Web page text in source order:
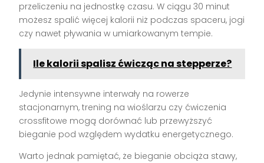
przeliczeniu na jednostkę czasu. W ciągu 30 minut
możesz spalić więcej kalorii niż podczas spaceru, jogi
czy nawet pływania w umiarkowanym tempie.
Ile kalorii spalisz ćwicząc na stepperze?
Jedynie intensywne interwały na rowerze
stacjonarnym, trening na wioślarzu czy ćwiczenia
crossfitowe mogą dorównać lub przewyższyć
bieganie pod względem wydatku energetycznego.
Warto jednak pamiętać, że bieganie obciąża stawy,